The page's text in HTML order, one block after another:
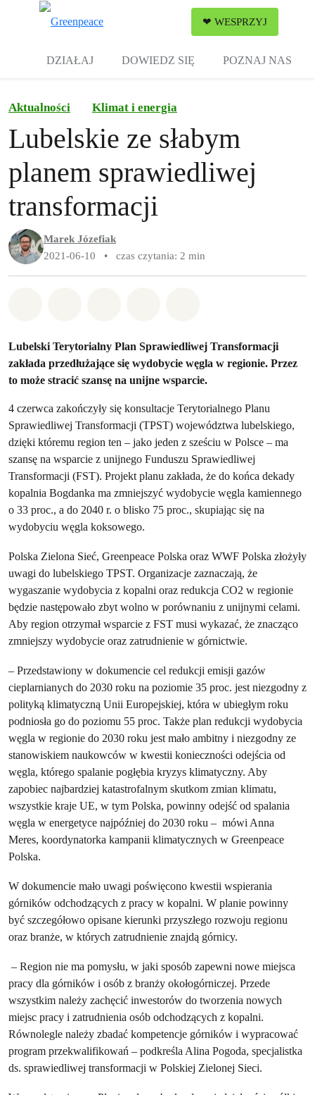
❤ WESPRZYJ
DZIAŁAJ DOWIEDZ SIĘ POZNAJ NAS
Aktualności Klimat i energia
Lubelskie ze słabym
planem sprawiedliwej
transformacji
Marek Józefiak
2021-06-10
• czas czytania: 2 min
Lubelski Terytorialny Plan Sprawiedliwej Transformacji
zakłada przedłużające się wydobycie węgla w regionie. Przez
to może stracić szansę na unijne wsparcie.
4 czerwca zakończyły się konsultacje Terytorialnego Planu
Sprawiedliwej Transformacji (TPST) województwa lubelskiego,
dzięki któremu region ten – jako jeden z sześciu w Polsce – ma
szansę na wsparcie z unijnego Funduszu Sprawiedliwej
Transformacji (FST). Projekt planu zakłada, że do końca dekady
kopalnia Bogdanka ma zmniejszyć wydobycie węgla kamiennego
o 33 proc., a do 2040 r. o blisko 75 proc., skupiając się na
wydobyciu węgla koksowego.
Polska Zielona Sieć, Greenpeace Polska oraz WWF Polska złożyły
uwagi do lubelskiego TPST. Organizacje zaznaczają, że
wygaszanie wydobycia z kopalni oraz redukcja CO2 w regionie
będzie następowało zbyt wolno w porównaniu z unijnymi celami.
Aby region otrzymał wsparcie z FST musi wykazać, że znacząco
zmniejszy wydobycie oraz zatrudnienie w górnictwie.
– Przedstawiony w dokumencie cel redukcji emisji gazów
cieplarnianych do 2030 roku na poziomie 35 proc. jest niezgodny z
polityką klimatyczną Unii Europejskiej, która w ubiegłym roku
podniosła go do poziomu 55 proc. Także plan redukcji wydobycia
węgla w regionie do 2030 roku jest mało ambitny i niezgodny ze
stanowiskiem naukowców w kwestii konieczności odejścia od
węgla, którego spalanie pogłębia kryzys klimatyczny. Aby
zapobiec najbardziej katastrofalnym skutkom zmian klimatu,
wszystkie kraje UE, w tym Polska, powinny odejść od spalania
węgla w energetyce najpóźniej do 2030 roku – mówi Anna
Meres, koordynatorka kampanii klimatycznych w Greenpeace
Polska.
W dokumencie mało uwagi poświęcono kwestii wspierania
górników odchodzących z pracy w kopalni. W planie powinny
być szczegółowo opisane kierunki przyszłego rozwoju regionu
oraz branże, w których zatrudnienie znajdą górnicy.
– Region nie ma pomysłu, w jaki sposób zapewni nowe miejsca
pracy dla górników i osób z branży okołogórniczej. Przede
wszystkim należy zachęcić inwestorów do tworzenia nowych
miejsc pracy i zatrudnienia osób odchodzących z kopalni.
Równolegle należy zbadać kompetencje górników i wypracować
program przekwalifikowań – podkreśla Alina Pogoda, specjalistka
ds. sprawiedliwej transformacji w Polskiej Zielonej Sieci.